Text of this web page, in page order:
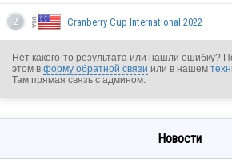
2 Cranberry Cup International 2022
Нет какого-то результата или нашли ошибку?
этом в форму обратной связи или в нашем
Там прямая связь с админом.
Новости